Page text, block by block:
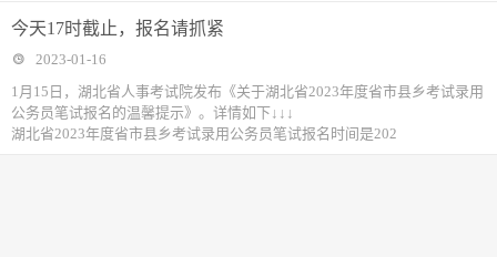
今天17时截止，报名请抓紧
2023-01-16
1月15日，湖北省人事考试院发布《关于湖北省2023年度省市县乡考试录用
公务员笔试报名的温馨提示》。详情如下↓↓↓
湖北省2023年度省市县乡考试录用公务员笔试报名时间是202